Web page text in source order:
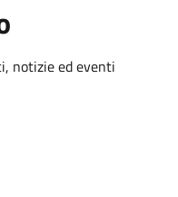
notizie ed eventi